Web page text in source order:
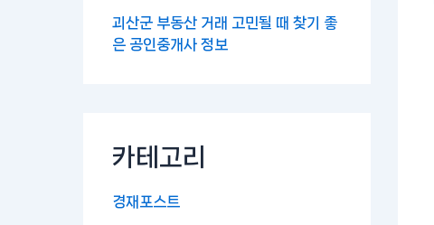
괴산군 부동산 거래 고민될 때 찾기 좋
은 공인중개사 정보
카테고리
경재포스트